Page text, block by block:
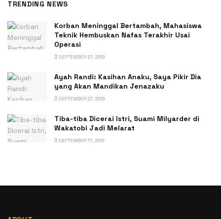
TRENDING NEWS
Korban Meninggal Bertambah, Mahasiswa
Teknik Hembuskan Nafas Terakhir Usai
Operasi
SEPTEMBER 27, 2019
Ayah Randi: Kasihan Anaku, Saya Pikir Dia
yang Akan Mandikan Jenazaku
SEPTEMBER 27, 2019
Tiba-tiba Dicerai Istri, Suami Milyarder di
Wakatobi Jadi Melarat
SEPTEMBER 17, 2019